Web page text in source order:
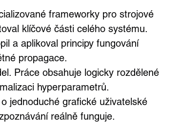
frameworky pro strojové
klíčové části celého systému.
a aplikoval principy fungování
propagace.
Práce obsahuje logicky rozdělené
hyperparametrů.
jednoduché grafické uživatelské
reálně funguje.